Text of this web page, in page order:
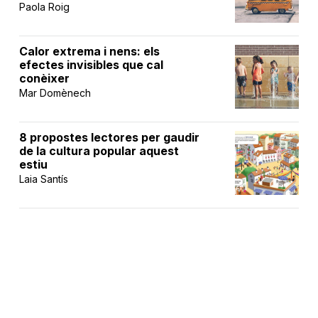
Paola Roig
Calor extrema i nens: els
efectes invisibles que cal
conèixer
Mar Domènech
8 propostes lectores per gaudir
de la cultura popular aquest
estiu
Laia Santís